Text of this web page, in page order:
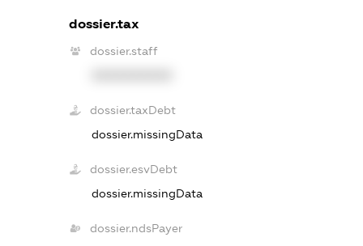
dossier.tax
dossier.staff
dossier.taxDebt
dossier.missingData
dossier.esvDebt
dossier.missingData
dossier.ndsPayer